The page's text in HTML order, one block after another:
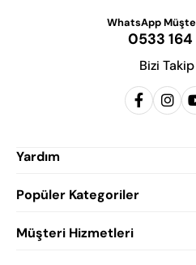
WhatsApp
0533
Bizi
Yardım
Popüler Kategoriler
Erkek Klasik
Müşteri Hizmetleri